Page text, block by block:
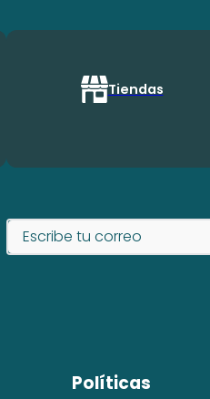
Tiendas
Políticas